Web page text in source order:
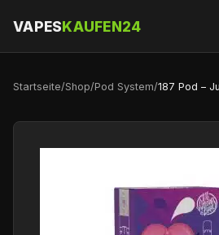
VAPESKAUFEN24
Startseite/Shop/Pod System/187 Pod –